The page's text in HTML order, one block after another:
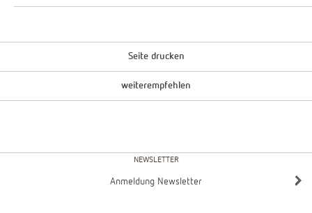
Seite drucken
weiterempfehlen
NEWSLETTER
Anmeldung Newsletter